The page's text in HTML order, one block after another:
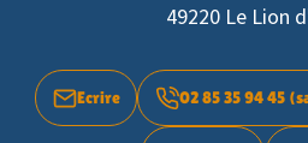
49220 Le Lion
Ecrire 02 85 35 94 45